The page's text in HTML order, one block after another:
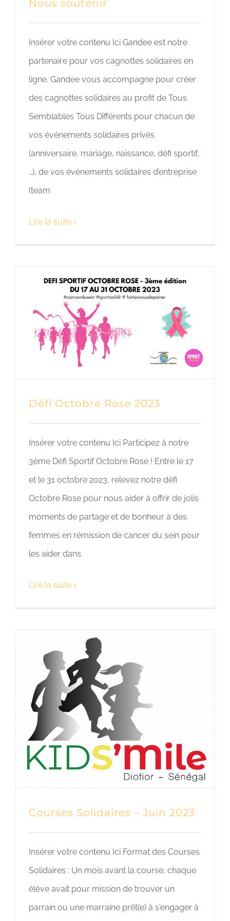
Nous soutenir
Insérer votre contenu Ici Gandee est notre
partenaire pour vos cagnottes solidaires en
ligne. Gandee vous accompagne pour créer
des cagnottes solidaires au profit de Tous
Semblables Tous Différents pour chacun de
vos événements solidaires privés
(anniversaire, mariage, naissance, défi sportif,
…), de vos événements solidaires d’entreprise
(team
Lire la suite
Défi Octobre Rose 2023
Insérer votre contenu Ici Participez à notre
3ème Défi Sportif Octobre Rose ! Entre le 17
et le 31 octobre 2023, relevez notre défi
Octobre Rose pour nous aider à offrir de jolis
moments de partage et de bonheur à des
femmes en rémission de cancer du sein pour
les aider dans
Lire la suite
Courses Solidaires – Juin 2023
Insérer votre contenu Ici Format des Courses
Solidaires : Un mois avant la course, chaque
élève avait pour mission de trouver un
parrain ou une marraine prêt(e) à s'engager à